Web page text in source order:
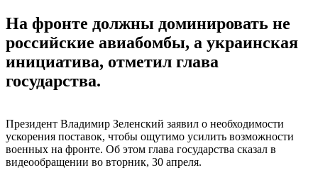
На фронте должны доминировать не
российские авиабомбы, а украинская
инициатива, отметил глава
государства.
Президент Владимир Зеленский заявил о необходимости
ускорения поставок, чтобы ощутимо усилить возможности
военных на фронте. Об этом глава государства сказал в
видеообращении во вторник, 30 апреля.